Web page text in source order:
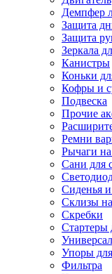
Демпфер
Защита
Защита
Зеркала
Канистры
Коньки
Кофры и
Подвеска
Прочие
Ремни
Рычаги
Сани для
Сиденья
Склизы
Скребки
Стартеры
Упоры
Фильтра